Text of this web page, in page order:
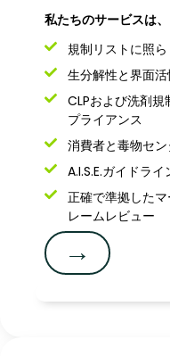
私たちのサービスは
規制リストに照
生分解性と界面
CLPおよび洗剤
プライアンス
消費者と毒物セ
A.I.S.E.ガイドラ
正確で準拠した
レームレビュー
→